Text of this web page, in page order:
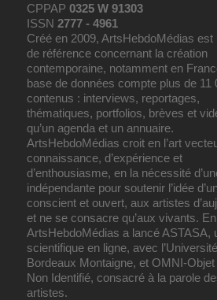
CPPAP0325 W 91303
ISSN2777 - 4961
Créé en 2009, ArtsHebdoMédias est
de référence concernant la création
contemporaine, notamment en
base de données compte plus de 11
contenus : interviews, reportages,
thématiques, portfolios, brèves et
qu’un agenda et un annuaire.
ArtsHebdoMédias croit en l’art
connaissance, d’expérience et
d’enthousiasme, en la nécessité
indépendante pour soutenir l’idée
conscient et ouvert, aux artistes
et ne se consacre qu’aux vivants.
ArtsHebdoMédias a lancé ASTASA,
scientifique en ligne, avec l’Université
Bordeaux Montaigne, et OMNI-Objet
Non Identifié, consacré à la parole
artistes.